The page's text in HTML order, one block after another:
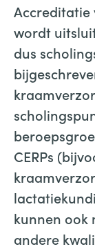
wordt
dus
CERPs
kunnen ook
andere